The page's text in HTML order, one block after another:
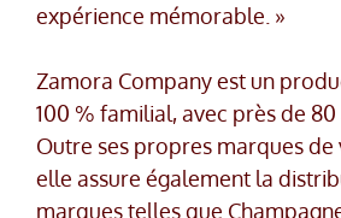
expérience mémorable. »
Zamora Company est un
100 % familial, avec près de 80
Outre ses propres marques de
elle assure également la
marques telles que